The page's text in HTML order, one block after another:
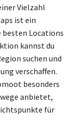
Vielzahl
ist ein
besten Locations
kannst du
suchen und
verschaffen.
besonders
anbietet,
für